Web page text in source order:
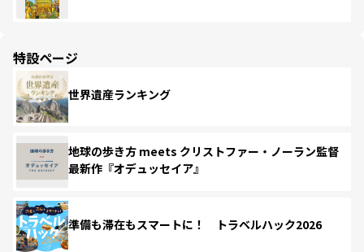
特設ページ
世界遺産ランキング
地球の歩き方 meets クリストファー・ノーラン監督
最新作『オデュッセイア』
準備も滞在もスマートに！ トラベルハック2026